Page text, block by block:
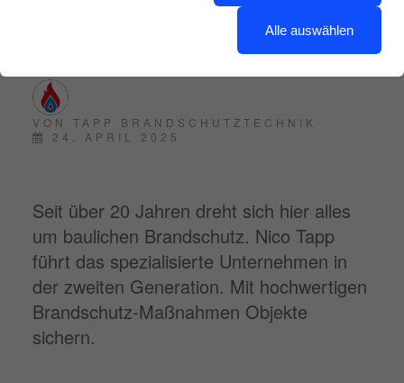
VON
TAPP BRANDSCHUTZTECHNIK
24. APRIL 2025
Seit über 20 Jahren dreht sich hier alles
um baulichen Brandschutz. Nico Tapp
führt das spezialisierte Unternehmen in
der zweiten Generation. Mit hochwertigen
Brandschutz-Maßnahmen Objekte
sichern.
Alle auswählen